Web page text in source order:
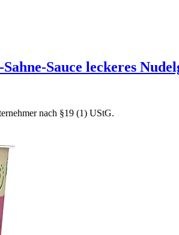
Sahne-Sauce leckeres
nach §19 (1) UStG.